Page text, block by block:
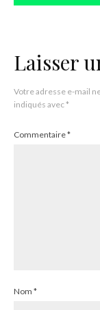
Laisser
Votre adresse e-mail
indiqués avec*
Commentaire*
Nom *